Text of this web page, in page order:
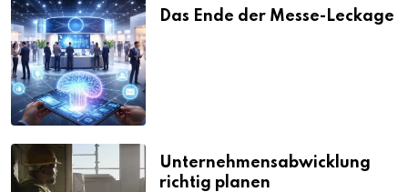
Das Ende der Messe-Leckage
Unternehmensabwicklung
richtig planen